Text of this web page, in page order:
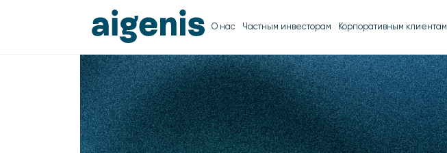
О нас Частным инвесторам Корпоративным клиентам